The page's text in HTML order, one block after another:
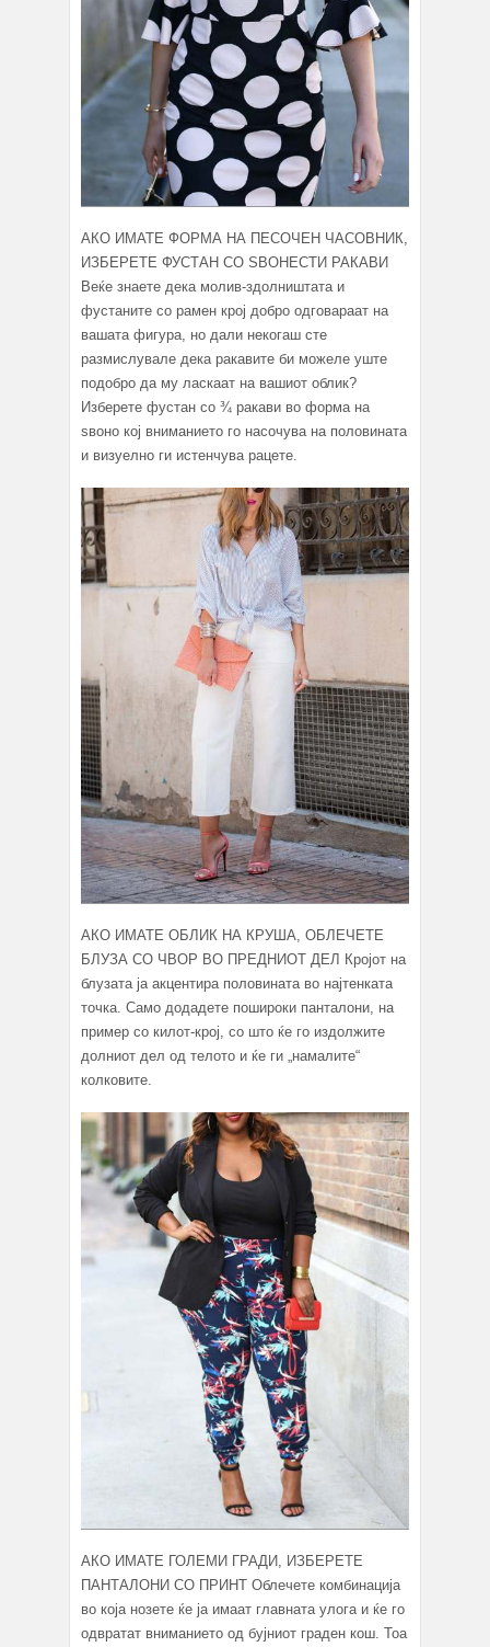
АКО ИМАТЕ ФОРМА НА ПЕСОЧЕН ЧАСОВНИК,
ИЗБЕРЕТЕ ФУСТАН СО ЅВОНЕСТИ РАКАВИ
Веќе знаете дека молив-здолништата и
фустаните со рамен крој добро одговараат на
вашата фигура, но дали некогаш сте
размислувале дека ракавите би можеле уште
подобро да му ласкаат на вашиот облик?
Изберете фустан со ¾ ракави во форма на
ѕвоно кој вниманието го насочува на половината
и визуелно ги истенчува рацете.
АКО ИМАТЕ ОБЛИК НА КРУША, ОБЛЕЧЕТЕ
БЛУЗА СО ЧВОР ВО ПРЕДНИОТ ДЕЛ Кројот на
блузата ја акцентира половината во најтенката
точка. Само додадете пошироки панталони, на
пример со килот-крој, со што ќе го издолжите
долниот дел од телото и ќе ги „намалите“
колковите.
АКО ИМАТЕ ГОЛЕМИ ГРАДИ, ИЗБЕРЕТЕ
ПАНТАЛОНИ СО ПРИНТ Облечете комбинација
во која нозете ќе ја имаат главната улога и ќе го
одвратат вниманието од бујниот граден кош. Тоа